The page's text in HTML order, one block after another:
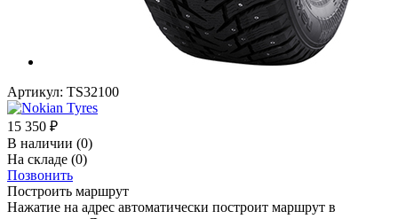
Артикул: TS32100
15 350 ₽
В наличии (0)
На складе (0)
Позвонить
Построить маршрут
Нажатие на адрес автоматически построит маршрут в